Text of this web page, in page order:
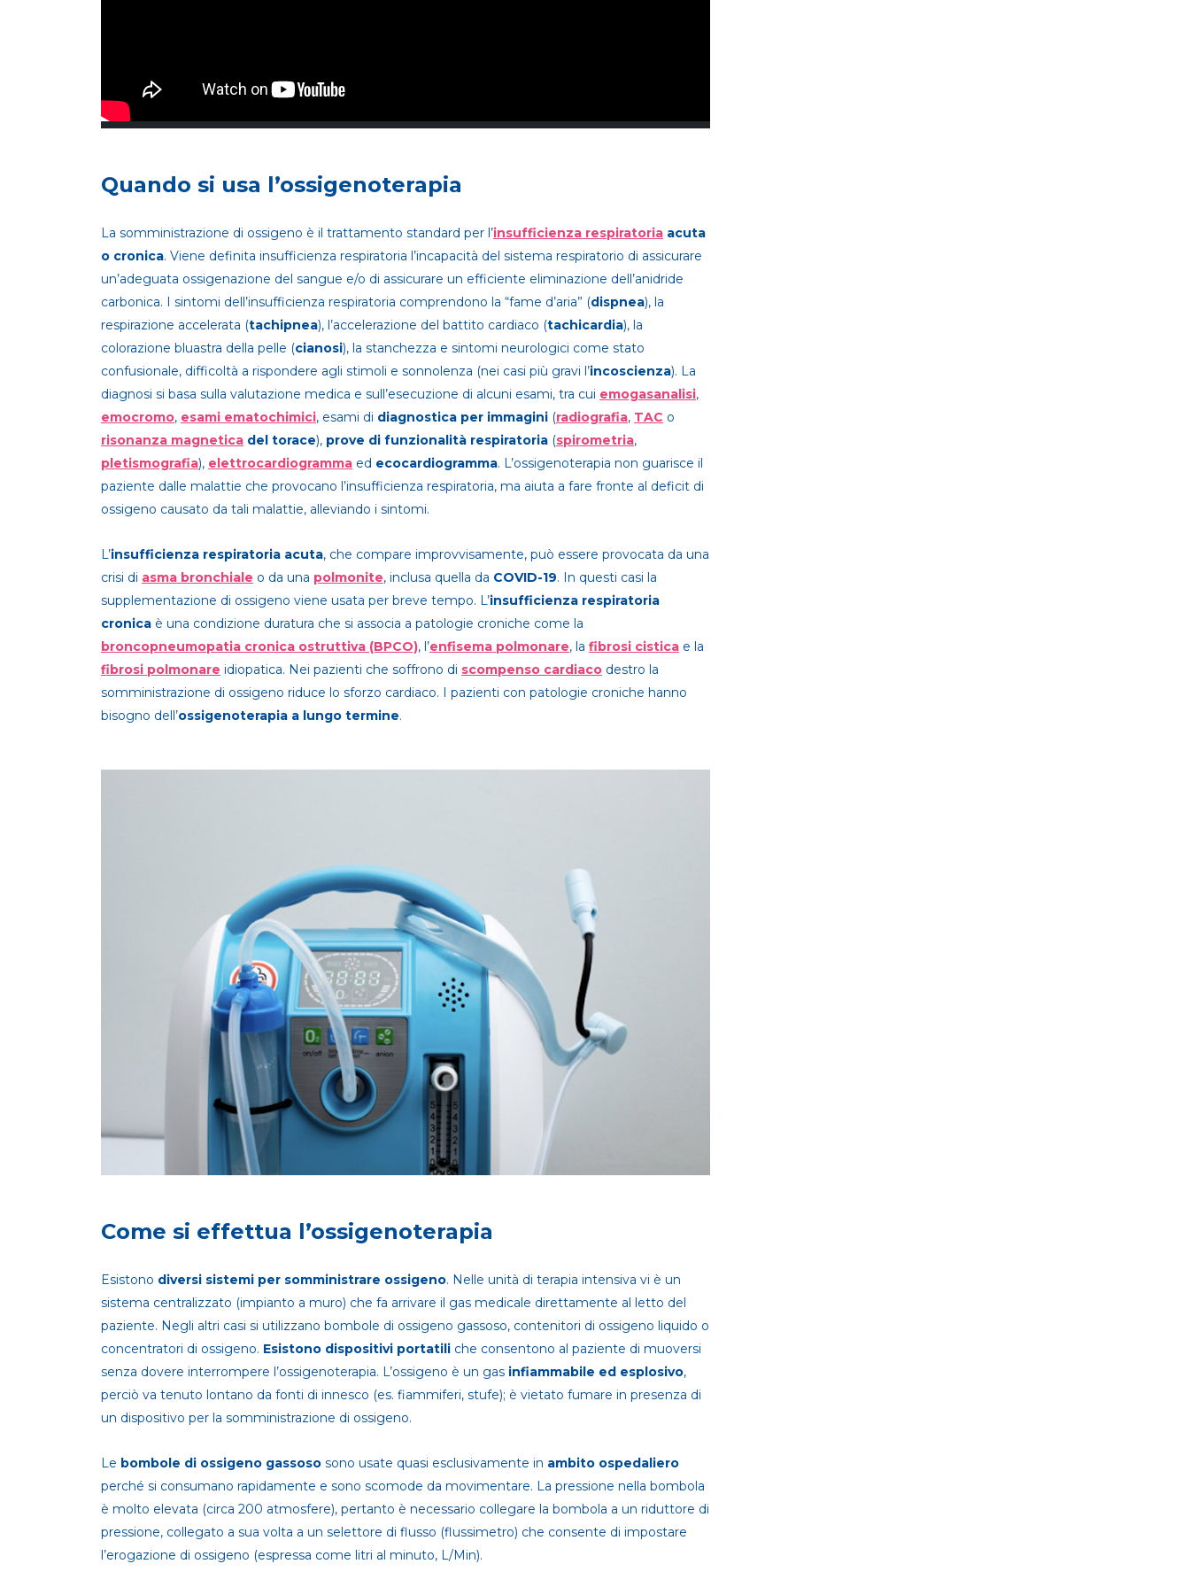
Quando si usa l’ossigenoterapia
La somministrazione di ossigeno è il trattamento standard per l’insufficienza respiratoria acuta
o cronica. Viene definita insufficienza respiratoria l’incapacità del sistema respiratorio di assicurare
un’adeguata ossigenazione del sangue e/o di assicurare un efficiente eliminazione dell’anidride
carbonica. I sintomi dell’insufficienza respiratoria comprendono la “fame d’aria” (dispnea), la
respirazione accelerata (tachipnea), l’accelerazione del battito cardiaco (tachicardia), la
colorazione bluastra della pelle (cianosi), la stanchezza e sintomi neurologici come stato
confusionale, difficoltà a rispondere agli stimoli e sonnolenza (nei casi più gravi l’incoscienza). La
diagnosi si basa sulla valutazione medica e sull’esecuzione di alcuni esami, tra cui emogasanalisi,
emocromo, esami ematochimici, esami di diagnostica per immagini (radiografia, TAC o
risonanza magnetica del torace), prove di funzionalità respiratoria (spirometria,
pletismografia), elettrocardiogramma ed ecocardiogramma. L’ossigenoterapia non guarisce il
paziente dalle malattie che provocano l’insufficienza respiratoria, ma aiuta a fare fronte al deficit di
ossigeno causato da tali malattie, alleviando i sintomi.
L’insufficienza respiratoria acuta, che compare improvvisamente, può essere provocata da una
crisi di asma bronchiale o da una polmonite, inclusa quella da COVID-19. In questi casi la
supplementazione di ossigeno viene usata per breve tempo. L’insufficienza respiratoria
cronica è una condizione duratura che si associa a patologie croniche come la
broncopneumopatia cronica ostruttiva (BPCO), l’enfisema polmonare, la fibrosi cistica e la
fibrosi polmonare idiopatica. Nei pazienti che soffrono di scompenso cardiaco destro la
somministrazione di ossigeno riduce lo sforzo cardiaco. I pazienti con patologie croniche hanno
bisogno dell’ossigenoterapia a lungo termine.
Come si effettua l’ossigenoterapia
Esistono diversi sistemi per somministrare ossigeno. Nelle unità di terapia intensiva vi è un
sistema centralizzato (impianto a muro) che fa arrivare il gas medicale direttamente al letto del
paziente. Negli altri casi si utilizzano bombole di ossigeno gassoso, contenitori di ossigeno liquido o
concentratori di ossigeno. Esistono dispositivi portatili che consentono al paziente di muoversi
senza dovere interrompere l’ossigenoterapia. L’ossigeno è un gas infiammabile ed esplosivo,
perciò va tenuto lontano da fonti di innesco (es. fiammiferi, stufe); è vietato fumare in presenza di
un dispositivo per la somministrazione di ossigeno.
Le bombole di ossigeno gassoso sono usate quasi esclusivamente in ambito ospedaliero
perché si consumano rapidamente e sono scomode da movimentare. La pressione nella bombola
è molto elevata (circa 200 atmosfere), pertanto è necessario collegare la bombola a un riduttore di
pressione, collegato a sua volta a un selettore di flusso (flussimetro) che consente di impostare
l’erogazione di ossigeno (espressa come litri al minuto, L/Min).